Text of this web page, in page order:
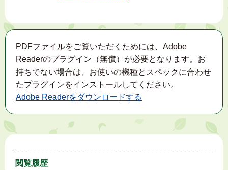
PDFファイルをご覧いただくためには、Adobe
Readerのプラグイン（無償）が必要となります。お
持ちでない場合は、お使いの機種とスペックに合わせ
たプラグインをインストールしてください。
Adobe Readerをダウンロードする
閲覧履歴